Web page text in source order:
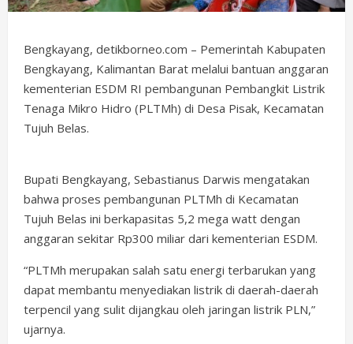
Bengkayang, detikborneo.com – Pemerintah Kabupaten
Bengkayang, Kalimantan Barat melalui bantuan anggaran
kementerian ESDM RI pembangunan Pembangkit Listrik
Tenaga Mikro Hidro (PLTMh) di Desa Pisak, Kecamatan
Tujuh Belas.
Bupati Bengkayang, Sebastianus Darwis mengatakan
bahwa proses pembangunan PLTMh di Kecamatan
Tujuh Belas ini berkapasitas 5,2 mega watt dengan
anggaran sekitar Rp300 miliar dari kementerian ESDM.
“PLTMh merupakan salah satu energi terbarukan yang
dapat membantu menyediakan listrik di daerah-daerah
terpencil yang sulit dijangkau oleh jaringan listrik PLN,”
ujarnya.